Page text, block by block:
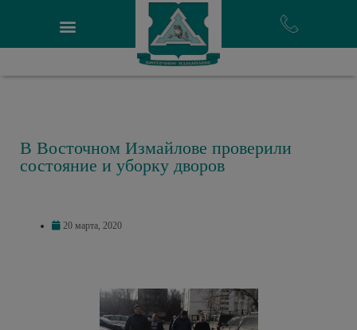
В Восточном Измайлове проверили
состояние и уборку дворов
20 марта, 2020